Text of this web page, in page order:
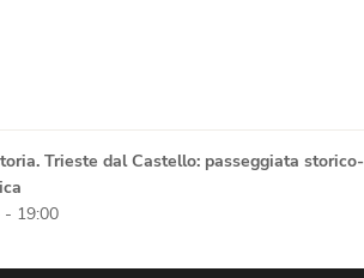
Trieste dal Castello: passeggiata storico-
19:00